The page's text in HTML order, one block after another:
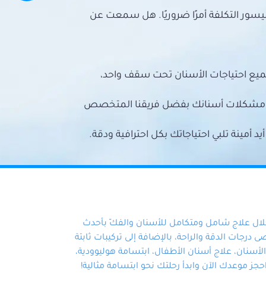
التكلفة أمرًا ضروريًا. هل سمعت عن
احتياجات الأسنان تحت سقف واحد،
مشكلات أسنانك بفضل فريقنا المتخصص
تلبي احتياجاتك بكل احترافية ودقة.
علاج شامل ومتكامل للأسنان والفكّ بأحدث
الدقة والراحة، بالإضافة إلى تركيبات ثابتة
علاج أسنان الأطفال، ابتسامة هوليوودية،
موعدك الآن وابدأ رحلتك نحو ابتسامة مثالية!